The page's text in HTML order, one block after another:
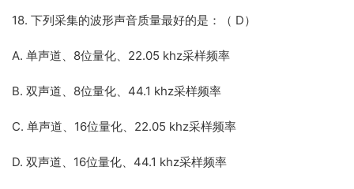
18. 下列采集的波形声音质量最好的是：（ D）
A. 单声道、8位量化、22.05 khz采样频率
B. 双声道、8位量化、44.1 khz采样频率
C. 单声道、16位量化、22.05 khz采样频率
D. 双声道、16位量化、44.1 khz采样频率